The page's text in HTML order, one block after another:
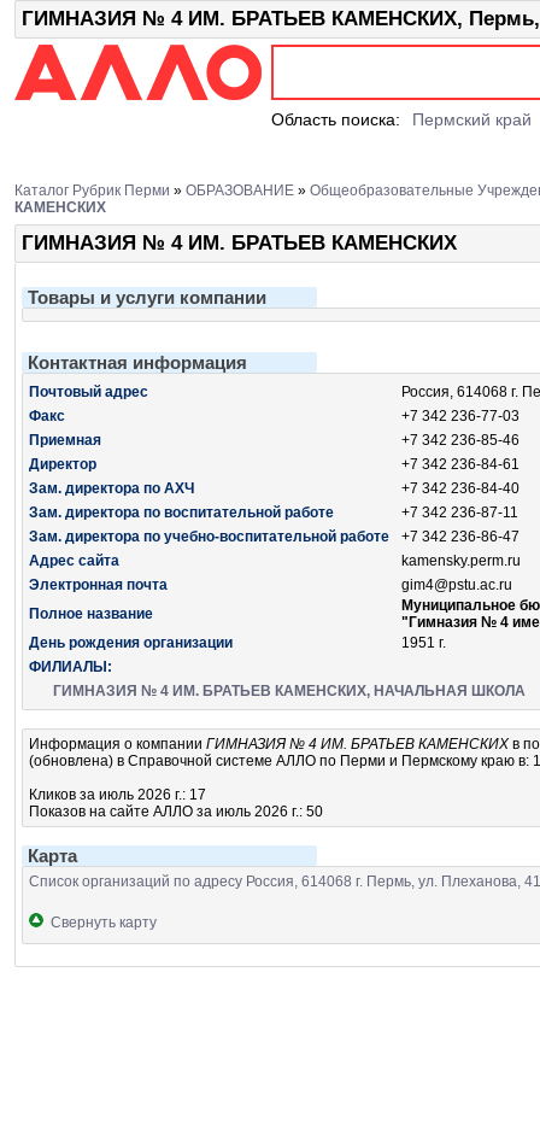
ГИМНАЗИЯ № 4 ИМ. БРАТЬЕВ КАМЕНСКИХ, Пермь,
Область поиска: Пермский край
Каталог Рубрик Перми » ОБРАЗОВАНИЕ » Общеобразовательные
КАМЕНСКИХ
ГИМНАЗИЯ № 4 ИМ. БРАТЬЕВ КАМЕНСКИХ
Товары и услуги компании
Контактная информация
Почтовый адрес
Россия, 614068 г.
Факс
+7 342 236-77-03
Приемная
+7 342 236-85-46
Директор
+7 342 236-84-61
Зам. директора по АХЧ
+7 342 236-84-40
Зам. директора по воспитательной работе
+7 342 236-87-11
Зам. директора по учебно-воспитательной работе
+7 342 236-86-47
Адрес сайта
kamensky.perm.ru
Электронная почта
gim4@pstu.ac.ru
Полное название
Муниципальное
"Гимназия № 4
День рождения организации
1951 г.
ФИЛИАЛЫ:
ГИМНАЗИЯ № 4 ИМ. БРАТЬЕВ КАМЕНСКИХ, НАЧАЛЬНАЯ ШКОЛА
Информация о компании ГИМНАЗИЯ № 4 ИМ. БРАТЬЕВ КАМЕНСКИХ в
(обновлена) в Справочной системе АЛЛО по Перми и Пермскому краю в:
Кликов за июль 2026 г.: 17
Показов на сайте АЛЛО за июль 2026 г.: 50
Карта
Список организаций по адресу Россия, 614068 г. Пермь, ул. Плеханова, 41
Свернуть карту